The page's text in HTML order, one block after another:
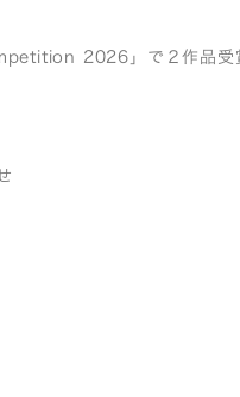
2026」で２作品受